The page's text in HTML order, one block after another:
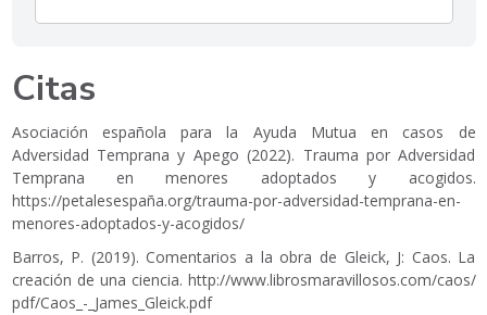
Citas
Asociación española para la Ayuda Mutua en casos de
Adversidad Temprana y Apego (2022). Trauma por Adversidad
Temprana en menores adoptados y acogidos.
https://petalesespaña.org/trauma-por-adversidad-temprana-en-
menores-adoptados-y-acogidos/
Barros, P. (2019). Comentarios a la obra de Gleick, J: Caos. La
creación de una ciencia. http://www.librosmaravillosos.com/caos/
pdf/Caos_-_James_Gleick.pdf